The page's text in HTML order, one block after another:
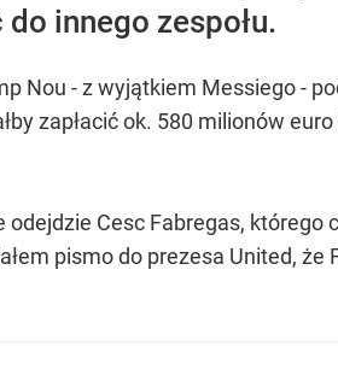
innego zespołu.
Nou - z wyjątkiem Messiego -
zapłacić ok. 580 milionów
odejdzie Cesc Fabregas,
pismo do prezesa United, że